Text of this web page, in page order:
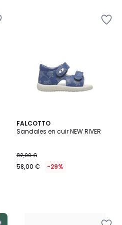
FALCOTTO
Sandales en cuir NEW RIVER
82,00 €
58,00 € -29%